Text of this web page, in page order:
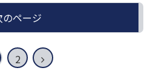
のページ
2
次